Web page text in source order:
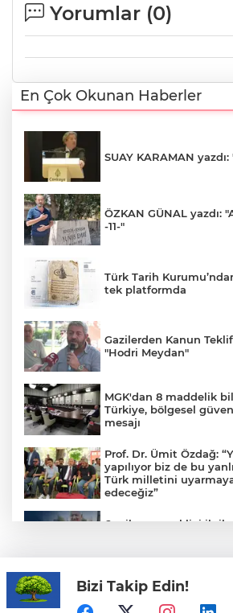
Yorumlar (0)
En Çok Okunan Haberler
SUAY KARAMAN yazdı:
ÖZKAN GÜNAL yazdı:
-11-"
Türk Tarih
tek platformda
Gazilerden Kanun
"Hodri Meydan"
MGK'dan 8 maddelik
Türkiye, bölgesel
mesajı
Prof. Dr. Ümit Özdağ:
yapılıyor biz de bu
Türk milletini
edeceğiz”
6 milyon emekliyi
TOFAŞ’ın rakipleri
sezon fikstürü
Bizi Takip Edin!